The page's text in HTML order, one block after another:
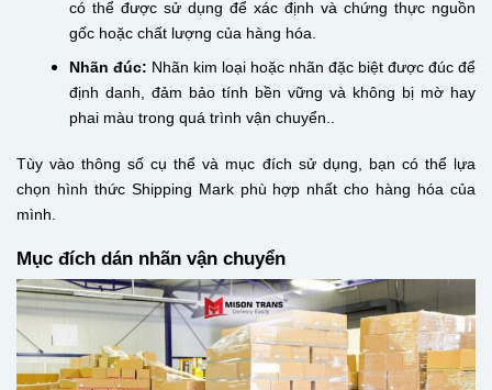
có thể được sử dụng để xác định và chứng thực nguồn
gốc hoặc chất lượng của hàng hóa.
Nhãn đúc: Nhãn kim loại hoặc nhãn đặc biệt được đúc để
định danh, đảm bảo tính bền vững và không bị mờ hay
phai màu trong quá trình vận chuyển..
Tùy vào thông số cụ thể và mục đích sử dụng, bạn có thể lựa
chọn hình thức Shipping Mark phù hợp nhất cho hàng hóa của
mình.
Mục đích dán nhãn vận chuyển